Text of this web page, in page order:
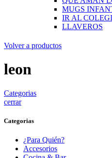
MUGS
IR AL
LLAVEROS
Volver a productos
leon
Categorias
cerrar
Categorias
¿Para Quién?
Accesorios